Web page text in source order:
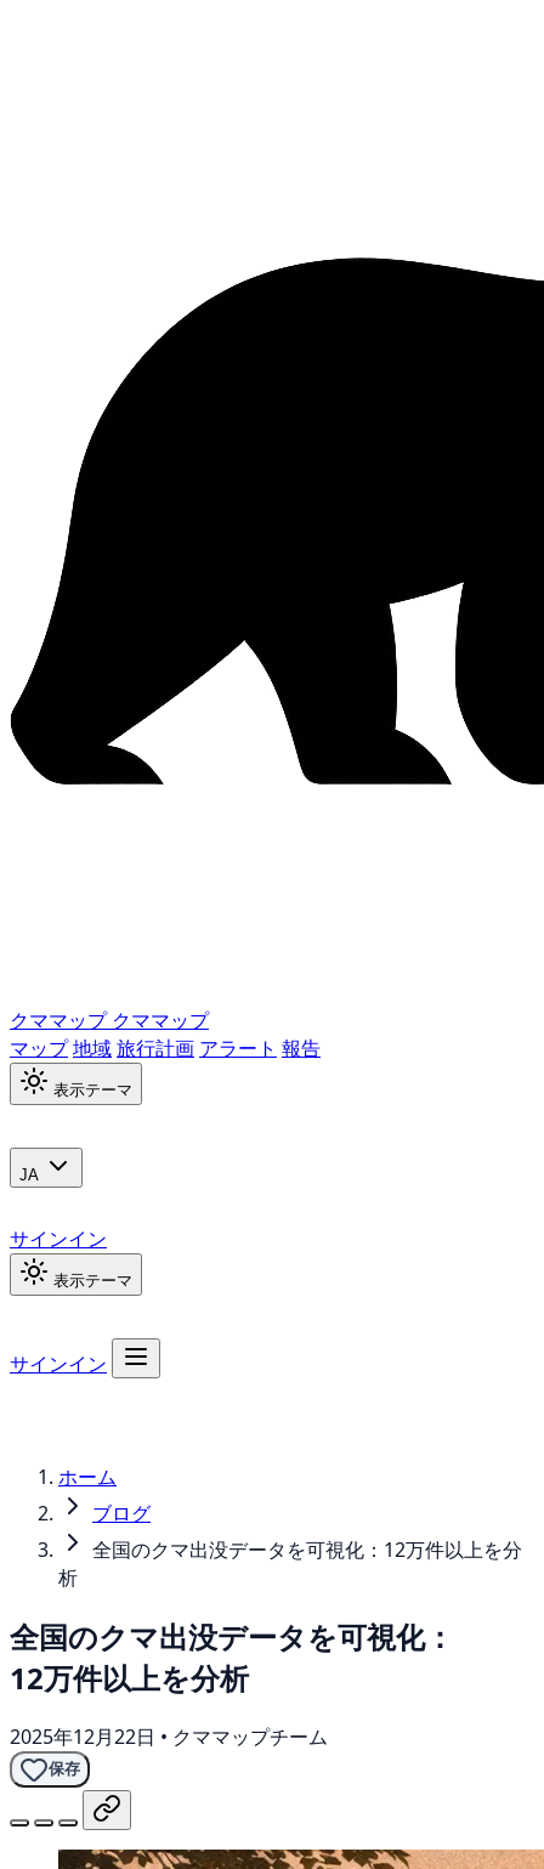
クママップ クママップ
マップ地域旅行計画 アラート 報告
表示テーマ
JA
サインイン
表示テーマ
サインイン
ホーム
ブログ
全国のクマ出没データを可視化：12万件以上を分
析
全国のクマ出没データを可視化：
12万件以上を分析
2025年12月22日 • クママップチーム
保存